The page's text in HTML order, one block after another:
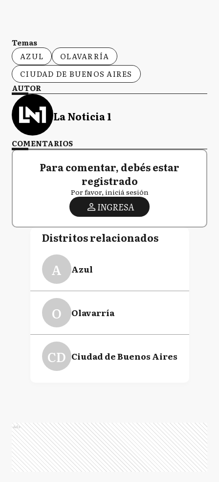
Temas
AZUL
OLAVARRÍA
CIUDAD DE BUENOS AIRES
AUTOR
La Noticia 1
COMENTARIOS
Para comentar, debés estar
registrado
Por favor, iniciá sesión
INGRESA
Distritos relacionados
A Azul
O Olavarría
CD Ciudad de Buenos Aires
Ads